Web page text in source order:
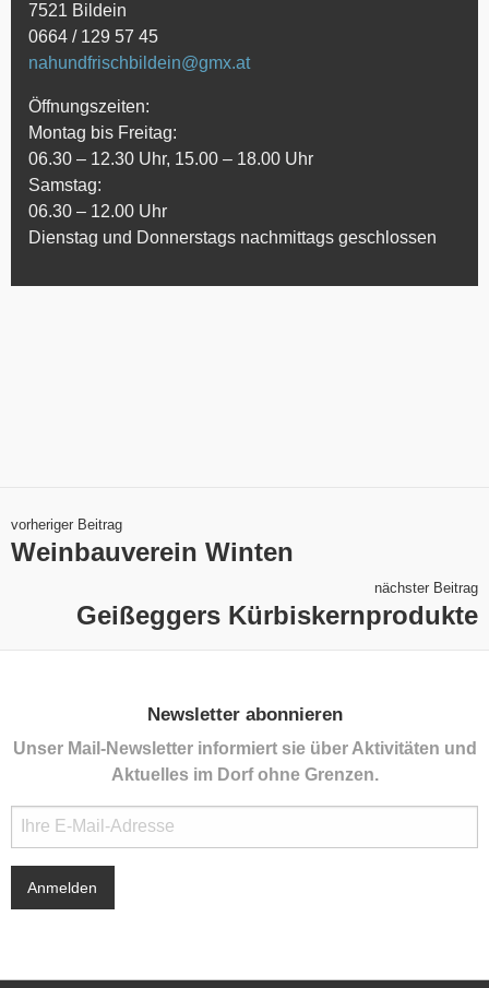
7521 Bildein
0664 / 129 57 45
nahundfrischbildein@gmx.at
Öffnungszeiten:
Montag bis Freitag:
06.30 – 12.30 Uhr, 15.00 – 18.00 Uhr
Samstag:
06.30 – 12.00 Uhr
Dienstag und Donnerstags nachmittags geschlossen
vorheriger Beitrag
Weinbauverein Winten
nächster Beitrag
Geißeggers Kürbiskernprodukte
Newsletter abonnieren
Unser Mail-Newsletter informiert sie über Aktivitäten und
Aktuelles im Dorf ohne Grenzen.